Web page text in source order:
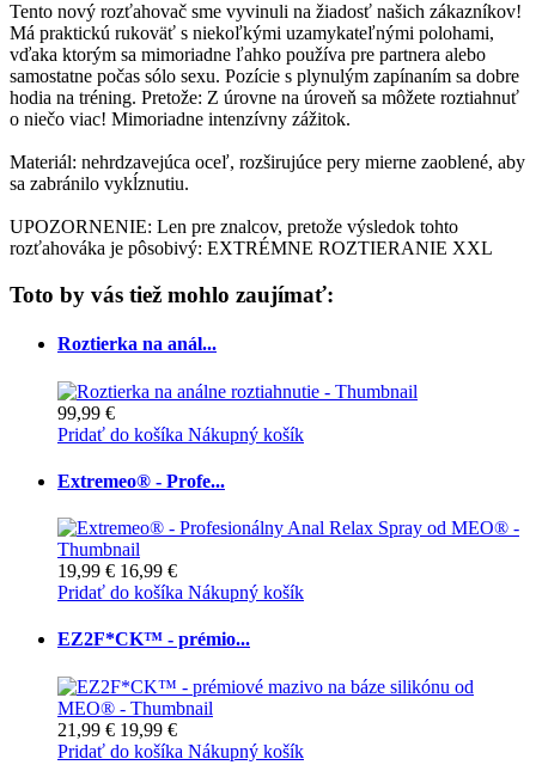
Tento nový rozťahovač sme vyvinuli na žiadosť našich zákazníkov!
Má praktickú rukoväť s niekoľkými uzamykateľnými polohami,
vďaka ktorým sa mimoriadne ľahko používa pre partnera alebo
samostatne počas sólo sexu. Pozície s plynulým zapínaním sa dobre
hodia na tréning. Pretože: Z úrovne na úroveň sa môžete roztiahnuť
o niečo viac! Mimoriadne intenzívny zážitok.
Materiál: nehrdzavejúca oceľ, rozširujúce pery mierne zaoblené, aby
sa zabránilo vykĺznutiu.
UPOZORNENIE: Len pre znalcov, pretože výsledok tohto
rozťahováka je pôsobivý: EXTRÉMNE ROZTIERANIE XXL
Toto by vás tiež mohlo zaujímať:
Roztierka na anál...
99,99 €
Pridať do košíka Nákupný košík
Extremeo® - Profe...
19,99 € 16,99 €
Pridať do košíka Nákupný košík
EZ2F*CK™ - prémio...
21,99 € 19,99 €
Pridať do košíka Nákupný košík